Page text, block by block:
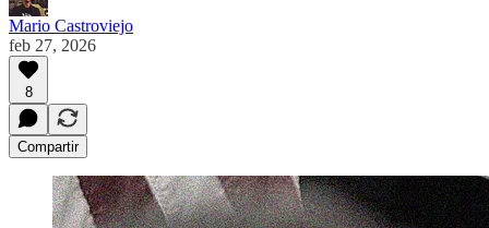
Mario Castroviejo
feb 27, 2026
8
Compartir